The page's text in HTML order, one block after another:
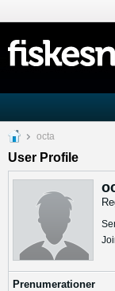
octa
User Profile
Prenumerationer